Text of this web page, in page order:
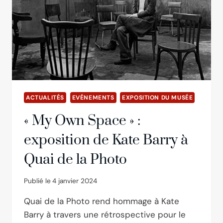
DU
PATRIMOINE
INDUSTRIEL
ACTUALITÉS EVÉNEMENTS EXPOSITION DU MUSÉE
« My Own Space » :
exposition de Kate Barry à
Quai de la Photo
Publié le4 janvier 2024
Quai de la Photo rend hommage à Kate
Barry à travers une rétrospective pour le